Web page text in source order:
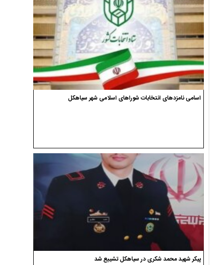
اسامی نامزدهای انتخابات شوراهای اسلامی شهر سیاهکل
پیکر شهید محمد شکری در سیاهکل تشییع شد